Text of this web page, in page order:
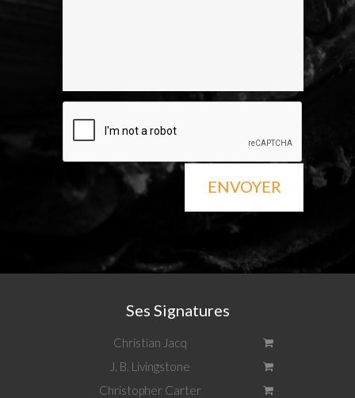
ENVOYER
Ses Signatures
Christian Jacq
J. B. Livingstone
Christopher Carter